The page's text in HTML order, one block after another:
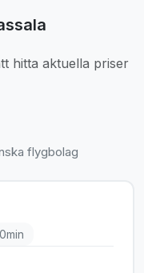
hitta aktuella priser
flygbolag